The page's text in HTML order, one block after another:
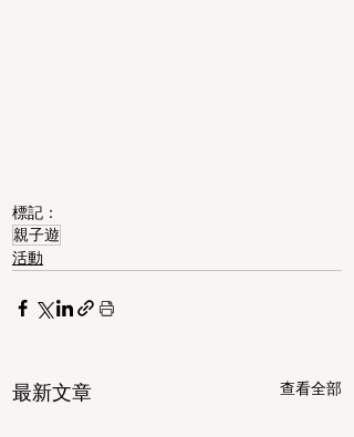
標記：
親子遊
活動
最新文章 查看全部